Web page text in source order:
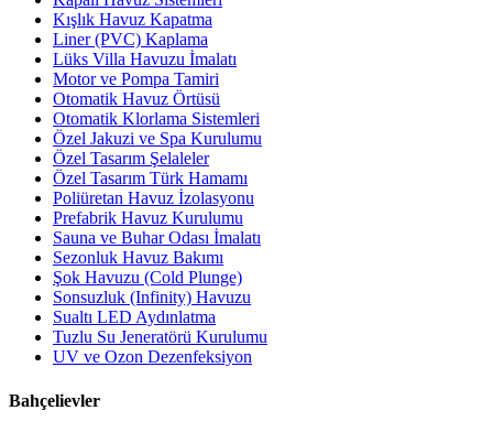
Kışlık Havuz Kapatma
Liner (PVC) Kaplama
Lüks Villa Havuzu İmalatı
Motor ve Pompa Tamiri
Otomatik Havuz Örtüsü
Otomatik Klorlama Sistemleri
Özel Jakuzi ve Spa Kurulumu
Özel Tasarım Şelaleler
Özel Tasarım Türk Hamamı
Poliüretan Havuz İzolasyonu
Prefabrik Havuz Kurulumu
Sauna ve Buhar Odası İmalatı
Sezonluk Havuz Bakımı
Şok Havuzu (Cold Plunge)
Sonsuzluk (Infinity) Havuzu
Sualtı LED Aydınlatma
Tuzlu Su Jeneratörü Kurulumu
UV ve Ozon Dezenfeksiyon
Bahçelievler